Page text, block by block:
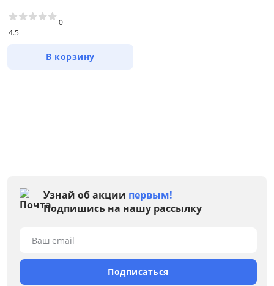
Назначение
Наполнение
Ортопедическое основание
4.5
0
В корзину
Узнай об акции первым!
Подпишись на нашу рассылку
Ваш email
Подписаться